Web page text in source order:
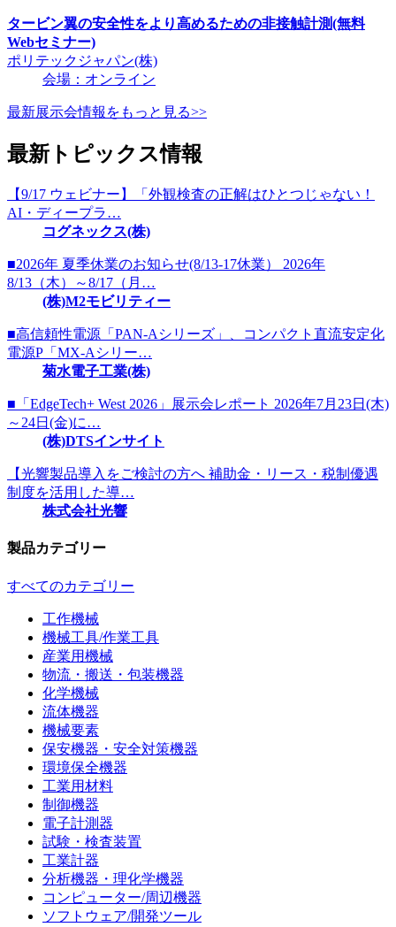
タービン翼の安全性をより高めるための非接触計測(無料
Webセミナー)
ポリテックジャパン(株)
会場：オンライン
最新展示会情報をもっと見る>>
最新トピックス情報
【9/17 ウェビナー】「外観検査の正解はひとつじゃない！
AI・ディープラ…
コグネックス(株)
■2026年 夏季休業のお知らせ(8/13-17休業） 2026年
8/13（木）～8/17（月…
(株)M2モビリティー
■高信頼性電源「PAN-Aシリーズ」、コンパクト直流安定化
電源P「MX-Aシリー…
菊水電子工業(株)
■「EdgeTech+ West 2026」展示会レポート 2026年7月23日(木)
～24日(金)に…
(株)DTSインサイト
【光響製品導入をご検討の方へ 補助金・リース・税制優遇
制度を活用した導…
株式会社光響
製品カテゴリー
すべてのカテゴリー
工作機械
機械工具/作業工具
産業用機械
物流・搬送・包装機器
化学機械
流体機器
機械要素
保安機器・安全対策機器
環境保全機器
工業用材料
制御機器
電子計測器
試験・検査装置
工業計器
分析機器・理化学機器
コンピューター/周辺機器
ソフトウェア/開発ツール